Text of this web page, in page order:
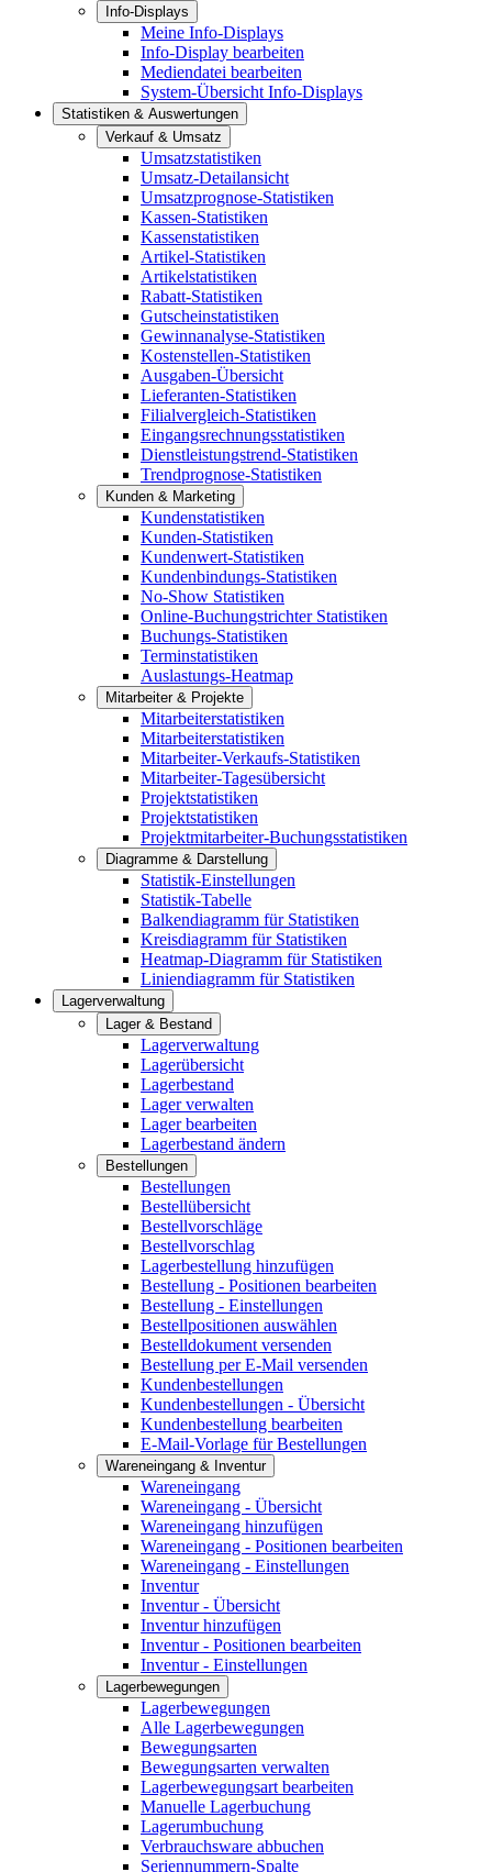
Info-Displays
Meine Info-Displays
Info-Display bearbeiten
Mediendatei bearbeiten
System-Übersicht Info-Displays
Statistiken & Auswertungen
Verkauf & Umsatz
Umsatzstatistiken
Umsatz-Detailansicht
Umsatzprognose-Statistiken
Kassen-Statistiken
Kassenstatistiken
Artikel-Statistiken
Artikelstatistiken
Rabatt-Statistiken
Gutscheinstatistiken
Gewinnanalyse-Statistiken
Kostenstellen-Statistiken
Ausgaben-Übersicht
Lieferanten-Statistiken
Filialvergleich-Statistiken
Eingangsrechnungsstatistiken
Dienstleistungstrend-Statistiken
Trendprognose-Statistiken
Kunden & Marketing
Kundenstatistiken
Kunden-Statistiken
Kundenwert-Statistiken
Kundenbindungs-Statistiken
No-Show Statistiken
Online-Buchungstrichter Statistiken
Buchungs-Statistiken
Terminstatistiken
Auslastungs-Heatmap
Mitarbeiter & Projekte
Mitarbeiterstatistiken
Mitarbeiterstatistiken
Mitarbeiter-Verkaufs-Statistiken
Mitarbeiter-Tagesübersicht
Projektstatistiken
Projektstatistiken
Projektmitarbeiter-Buchungsstatistiken
Diagramme & Darstellung
Statistik-Einstellungen
Statistik-Tabelle
Balkendiagramm für Statistiken
Kreisdiagramm für Statistiken
Heatmap-Diagramm für Statistiken
Liniendiagramm für Statistiken
Lagerverwaltung
Lager & Bestand
Lagerverwaltung
Lagerübersicht
Lagerbestand
Lager verwalten
Lager bearbeiten
Lagerbestand ändern
Bestellungen
Bestellungen
Bestellübersicht
Bestellvorschläge
Bestellvorschlag
Lagerbestellung hinzufügen
Bestellung - Positionen bearbeiten
Bestellung - Einstellungen
Bestellpositionen auswählen
Bestelldokument versenden
Bestellung per E-Mail versenden
Kundenbestellungen
Kundenbestellungen - Übersicht
Kundenbestellung bearbeiten
E-Mail-Vorlage für Bestellungen
Wareneingang & Inventur
Wareneingang
Wareneingang - Übersicht
Wareneingang hinzufügen
Wareneingang - Positionen bearbeiten
Wareneingang - Einstellungen
Inventur
Inventur - Übersicht
Inventur hinzufügen
Inventur - Positionen bearbeiten
Inventur - Einstellungen
Lagerbewegungen
Lagerbewegungen
Alle Lagerbewegungen
Bewegungsarten
Bewegungsarten verwalten
Lagerbewegungsart bearbeiten
Manuelle Lagerbuchung
Lagerumbuchung
Verbrauchsware abbuchen
Seriennummern-Spalte